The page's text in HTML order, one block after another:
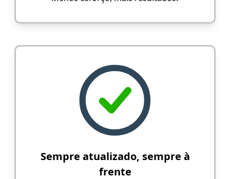
Sempre atualizado, sempre à
frente